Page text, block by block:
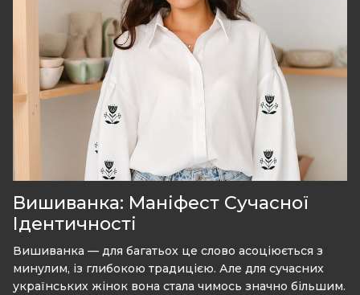
Вишиванка: Маніфест Сучасної
Ідентичності
Вишиванка — для багатьох це слово асоціюється з
минулим, із глибокою традицією. Але для сучасних
українських жінок вона стала чимось значно більшим.